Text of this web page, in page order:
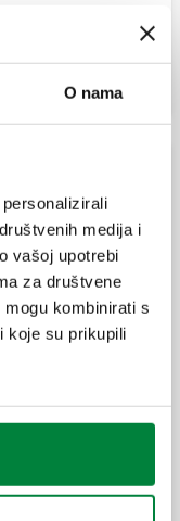
O nama
medija i
vašoj upotrebi
za društvene
kombinirati s
koje su prikupili
tlaka,
tlaka,
tlaka,